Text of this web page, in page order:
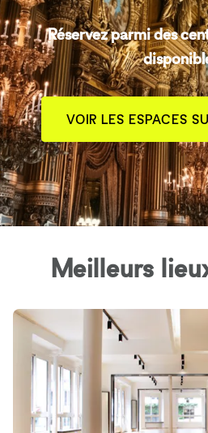
Réservez parmi des
VOIR LES ESPACES
Meilleurs